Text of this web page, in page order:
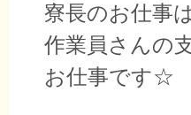
寮長のお仕事
作業員さんの
お仕事です☆